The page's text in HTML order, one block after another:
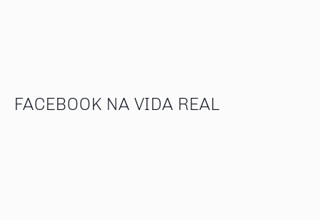
FACEBOOK NA VIDA REAL